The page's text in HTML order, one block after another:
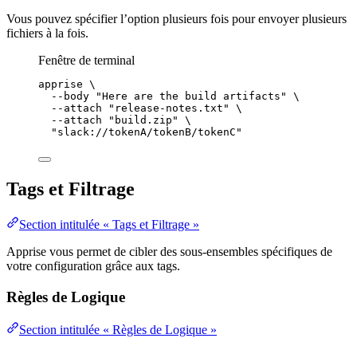
Vous pouvez spécifier l’option plusieurs fois pour envoyer plusieurs
fichiers à la fois.
Fenêtre de terminal
apprise \
--body
"Here are the build artifacts "
\
--attach
" release-notes.txt "
\
--attach
" build.zip "
\
" slack://tokenA/tokenB/tokenC "
Tags et Filtrage
Section intitulée « Tags et Filtrage »
Apprise vous permet de cibler des sous-ensembles spécifiques de
votre configuration grâce aux tags.
Règles de Logique
Section intitulée « Règles de Logique »